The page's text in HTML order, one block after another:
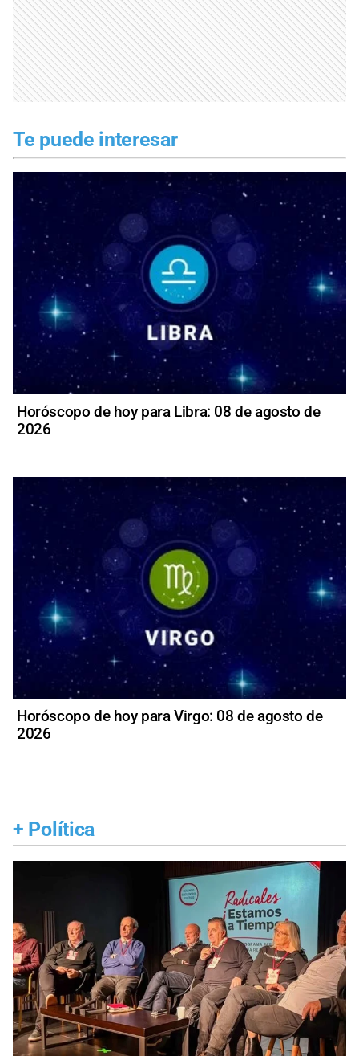
Te puede interesar
Horóscopo de hoy para Libra: 08 de agosto de
2026
Horóscopo de hoy para Virgo: 08 de agosto de
2026
+ Política